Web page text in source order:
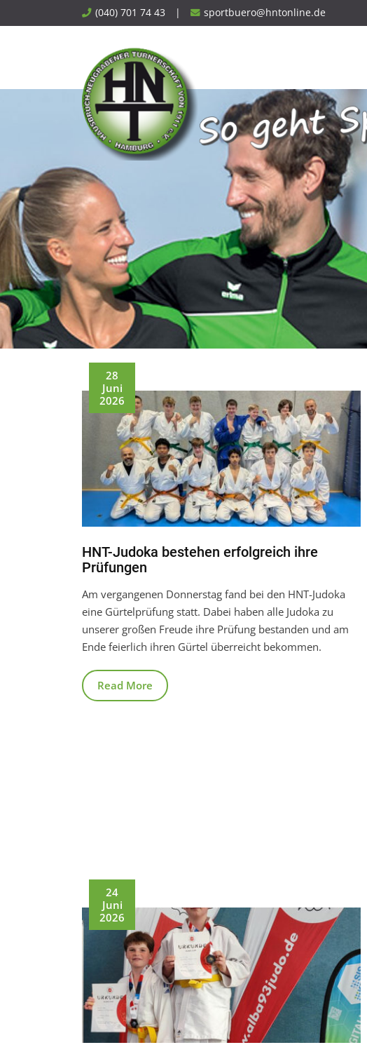
to
(040) 701 74 43 | sportbuero@hntonline.de
28
Juni
2026
HNT-Judoka bestehen erfolgreich ihre
Prüfungen
Am vergangenen Donnerstag fand bei den HNT-Judoka
eine Gürtelprüfung statt. Dabei haben alle Judoka zu
unserer großen Freude ihre Prüfung bestanden und am
Ende feierlich ihren Gürtel überreicht bekommen.
Read More
24
Juni
2026